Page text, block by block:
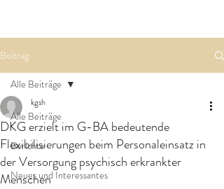
Beitrag
Alle Beiträge
Berichte
Neues und Interessantes
Alle Beiträge
DKG erzielt im G-BA bedeutende
Flexibilisierungen beim Personaleinsatz in
der Versorgung psychisch erkrankter
Menschen
kgsh